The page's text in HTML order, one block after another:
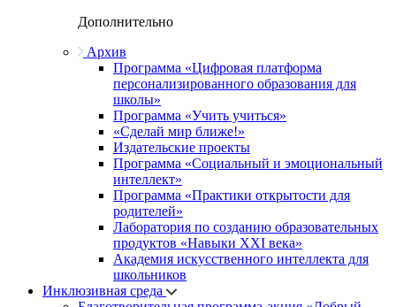
Дополнительно
Архив
Программа «Цифровая платформа
персонализированного образования для
школы»
Программа «Учить учиться»
«Сделай мир ближе!»
Издательские проекты
Программа «Социальный и эмоциональный
интеллект»
Программа «Практики открытости для
родителей»
Лаборатория по созданию образовательных
продуктов «Навыки XXI века»
Академия искусственного интеллекта для
школьников
Инклюзивная среда